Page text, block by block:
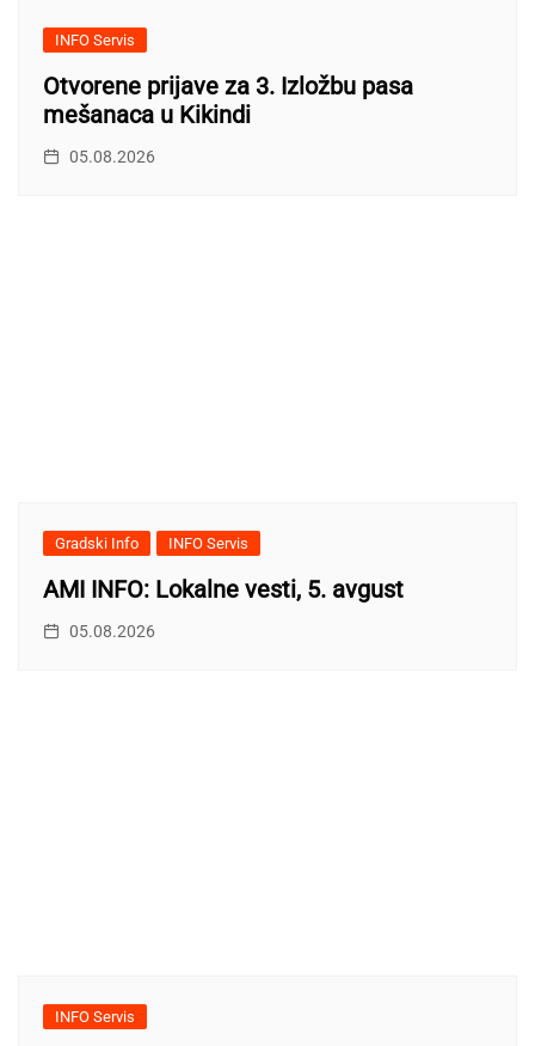
INFO Servis
Otvorene prijave za 3. Izložbu pasa
mešanaca u Kikindi
05.08.2026
Gradski Info INFO Servis
AMI INFO: Lokalne vesti, 5. avgust
05.08.2026
INFO Servis